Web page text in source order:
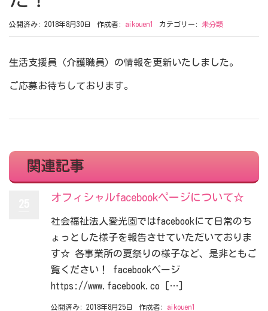
公開済み: 2018年8月30日 作成者: aikouen1 カテゴリー: 未分類
生活支援員（介護職員）の情報を更新いたしました。
ご応募お待ちしております。
関連記事
オフィシャルfacebookページについて☆
社会福祉法人愛光園ではfacebookにて日常のち
ょっとした様子を報告させていただいておりま
す☆ 各事業所の夏祭りの様子など、是非ともご
覧ください！ facebookページ
https://www.facebook.co […]
公開済み: 2018年8月25日 作成者: aikouen1